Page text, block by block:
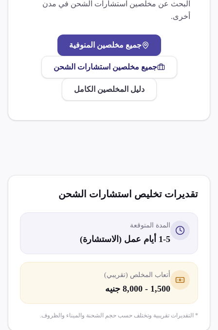
البحث عن مخلصين استشارات الشحن في مدن
أخرى.
جميع مخلصين المنوفية
جميع مخلصين استشارات الشحن
دليل المخلصين الكامل
تقديرات تخليص استشارات الشحن
المدة المتوقعة
1-5 أيام عمل (الاستشارة)
أتعاب المخلص (تقريبي)
1,500 - 8,000 جنيه
* التقديرات تقريبية وتختلف حسب حجم الشحنة والميناء والظروف.